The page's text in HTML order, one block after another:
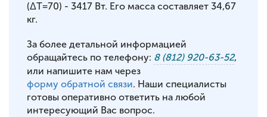
(ΔT=70) - 3417 Вт. Его масса составляет 34,67
кг.
За более детальной информацией
обращайтесь по телефону: 8 (812) 920-63-52,
или напишите нам через
форму обратной связи. Наши специалисты
готовы оперативно ответить на любой
интересующий Вас вопрос.